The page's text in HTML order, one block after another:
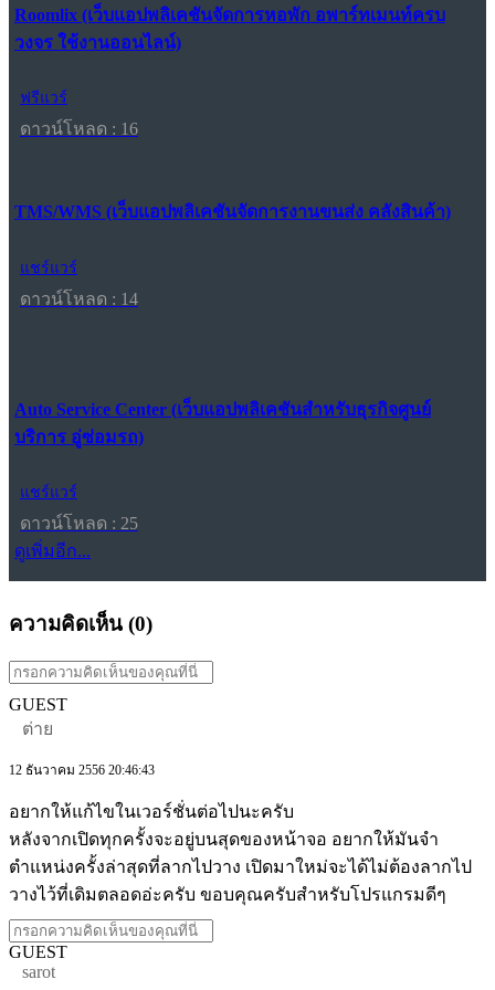
Roomlix (เว็บแอปพลิเคชันจัดการหอพัก อพาร์ทเมนท์ครบ
วงจร ใช้งานออนไลน์)
ฟรีแวร์
ดาวน์โหลด : 16
TMS/WMS (เว็บแอปพลิเคชันจัดการงานขนส่ง คลังสินค้า)
แชร์แวร์
ดาวน์โหลด : 14
Auto Service Center (เว็บแอปพลิเคชันสำหรับธุรกิจศูนย์
บริการ อู่ซ่อมรถ)
แชร์แวร์
ดาวน์โหลด : 25
ดูเพิ่มอีก...
ความคิดเห็น (0)
GUEST
ต่าย
12 ธันวาคม 2556 20:46:43
อยากให้แก้ไขในเวอร์ชั่นต่อไปนะครับ
หลังจากเปิดทุกครั้งจะอยู่บนสุดของหน้าจอ อยากให้มันจำ
ตำแหน่งครั้งล่าสุดที่ลากไปวาง เปิดมาใหม่จะได้ไม่ต้องลากไป
วางไว้ที่เดิมตลอดอ่ะครับ ขอบคุณครับสำหรับโปรแกรมดีๆ
GUEST
sarot